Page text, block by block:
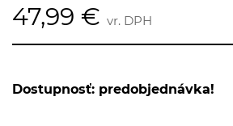
47,99 € vr. DPH
Dostupnosť: predobjednávka!